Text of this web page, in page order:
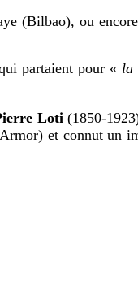
(Bilbao), ou
partaient pour « la
Loti(1850-1923
et connut